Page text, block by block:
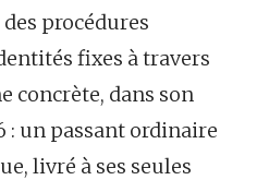
procédures
fixes à travers
concrète, dans son
: un passant ordinaire
livré à ses seules